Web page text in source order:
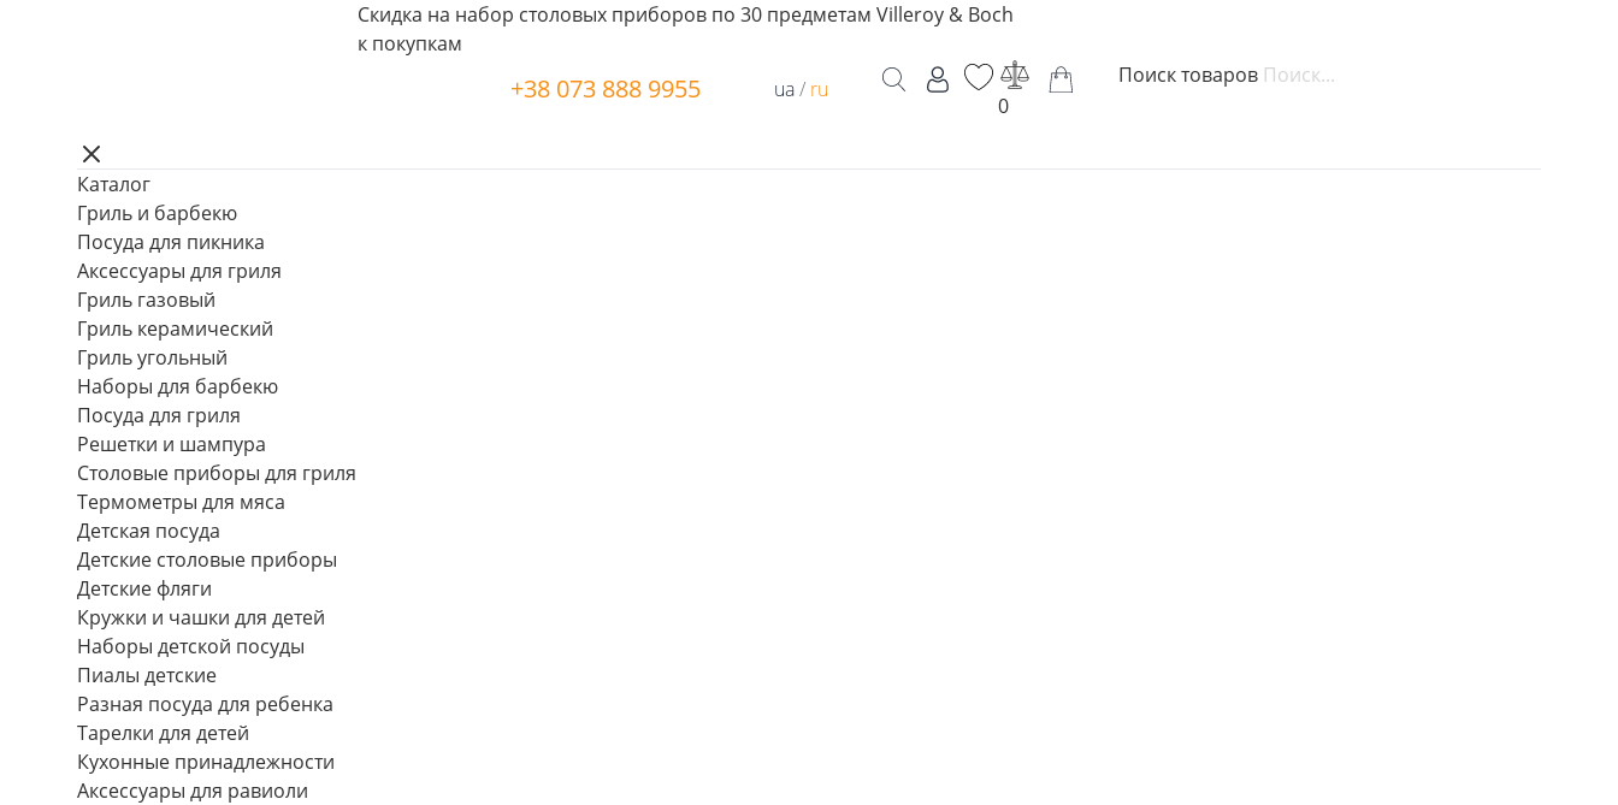
Скидка на набор столовых приборов по 30 предметам Villeroy & Boch
к покупкам
+38 073 888 9955 ua/ ru
0
Поиск товаров
Каталог
Гриль и барбекю
Посуда для пикника
Аксессуары для гриля
Гриль газовый
Гриль керамический
Гриль угольный
Наборы для барбекю
Посуда для гриля
Решетки и шампура
Столовые приборы для гриля
Термометры для мяса
Детская посуда
Детские столовые приборы
Детские фляги
Кружки и чашки для детей
Наборы детской посуды
Пиалы детские
Разная посуда для ребенка
Тарелки для детей
Кухонные принадлежности
Аксессуары для равиоли